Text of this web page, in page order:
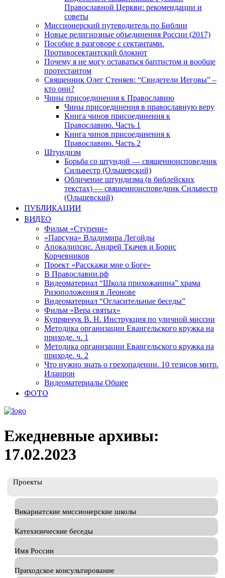
Православной Церкви: рекомендации и
советы
Миссионерский путеводитель по Библии
Новые религиозные объединения России (2017)
Пособие в разговоре с сектантами.
Противосектантский блокнот
Почему я не могу оставаться баптистом и вообще
протестантом
Священник Олег Стеняев: “Свидетели Иеговы” –
кто они?
Чины присоединения к Православию
Чины присоединения в православную веру
Книга чинов присоединения к
Православию. Часть 1
Книга чинов присоединения к
Православию. Часть 2
Штундизм
Борьба со штундой — священноисповедник
Сильвестр (Ольшевский)
Обличение штундизма (в библейских
текстах) — священноисповедник Сильвестр
(Ольшевский)
ПУБЛИКАЦИИ
ВИДЕО
Фильм «Ступени»
«Парсуна» Владимира Легойды
Апокалипсис. Андрей Ткачев и Борис
Корчевников
Проект «Расскажи мне о Боге»
В Православии.рф
Видеоматериал “Школа прихожанина” храма
Ризоположения в Леонове
Видеоматериал “Огласительные беседы”
Фильм «Вера святых»
Купрянчук В. Н. Инструкция по уличной миссии
Методика организации Евангельского кружка на
приходе. ч. 1
Методика организации Евангельского кружка на
приходе. ч. 2
Что нужно знать о грехопадении. 10 тезисов митр.
Илаирон
Видеоматериалы Общее
ФОТО
Ежедневные архивы:
17.02.2023
Проекты
Викариатские миссионерские школы
Катехизические беседы
Имя России
Приходское консультирование